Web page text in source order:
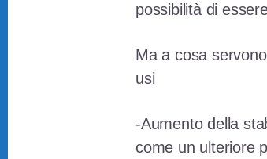
possibilità di
Ma a cosa
usi
-Aumento della
come un ulteriore